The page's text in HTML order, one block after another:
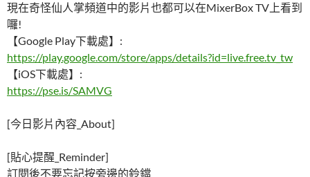
現在奇怪仙人掌頻道中的影片也都可以在MixerBox TV上看到
囉!
【Google Play下載處】:
https://play.google.com/store/apps/details?id=live.free.tv_tw
【iOS下載處】:
https://pse.is/SAMVG
[今日影片內容_About]
[貼心提醒_Reminder]
訂閱後不要忘記按旁邊的鈴鐺